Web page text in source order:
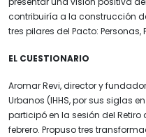
contribuiría a la construcción
tres pilares del Pacto:
EL CUESTIONARIO
Aromar Revi, director y
Urbanos (IHHS, por sus siglas
participó en la sesión del Retiro
febrero. Propuso tres